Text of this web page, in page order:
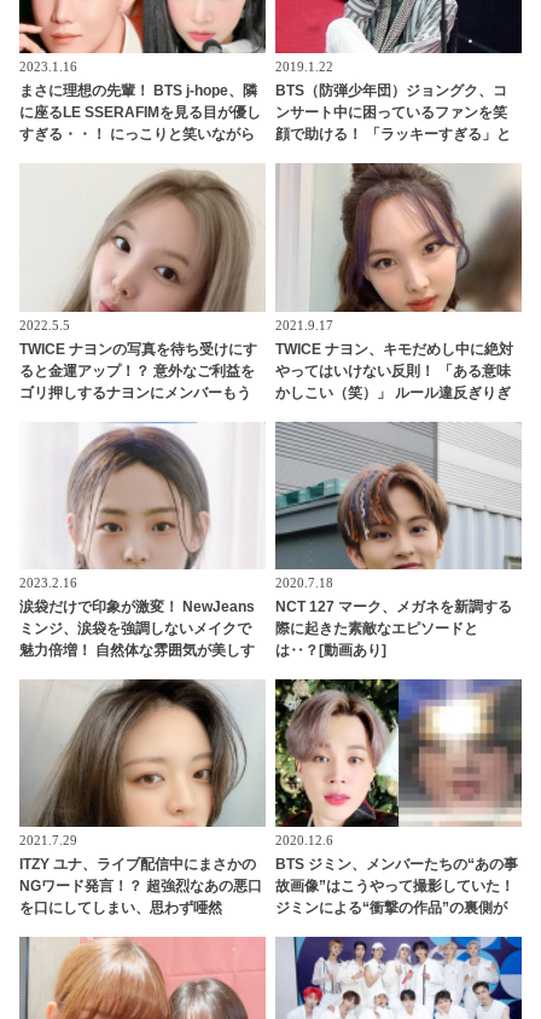
2023.1.16
まさに理想の先輩！ BTS j-hope、隣
に座るLE SSERAFIMを見る目が優し
すぎる・・！ にっこりと笑いながら
現れた行動に胸キュン
2019.1.22
BTS（防弾少年団）ジョングク、コ
ンサート中に困っているファンを笑
顔で助ける！ 「ラッキーすぎる」と
2022.5.5
TWICE ナヨンの写真を待ち受けにす
ると金運アップ！？ 意外なご利益を
ゴリ押しするナヨンにメンバーもう
2021.9.17
TWICE ナヨン、キモだめし中に絶対
やってはいけない反則！ 「ある意味
かしこい（笑）」 ルール違反ぎりぎ
2023.2.16
涙袋だけで印象が激変！ NewJeans
ミンジ、涙袋を強調しないメイクで
魅力倍増！ 自然体な雰囲気が美しす
2020.7.18
NCT 127 マーク、メガネを新調する
際に起きた素敵なエピソードと
は‥？[動画あり]
2021.7.29
ITZY ユナ、ライブ配信中にまさかの
NGワード発言！？ 超強烈なあの悪口
を口にしてしまい、思わず唖然
2020.12.6
BTS ジミン、メンバーたちの“あの事
故画像”はこうやって撮影していた！
ジミンによる“衝撃の作品”の裏側が
出来上がりにびっくり＆爆笑